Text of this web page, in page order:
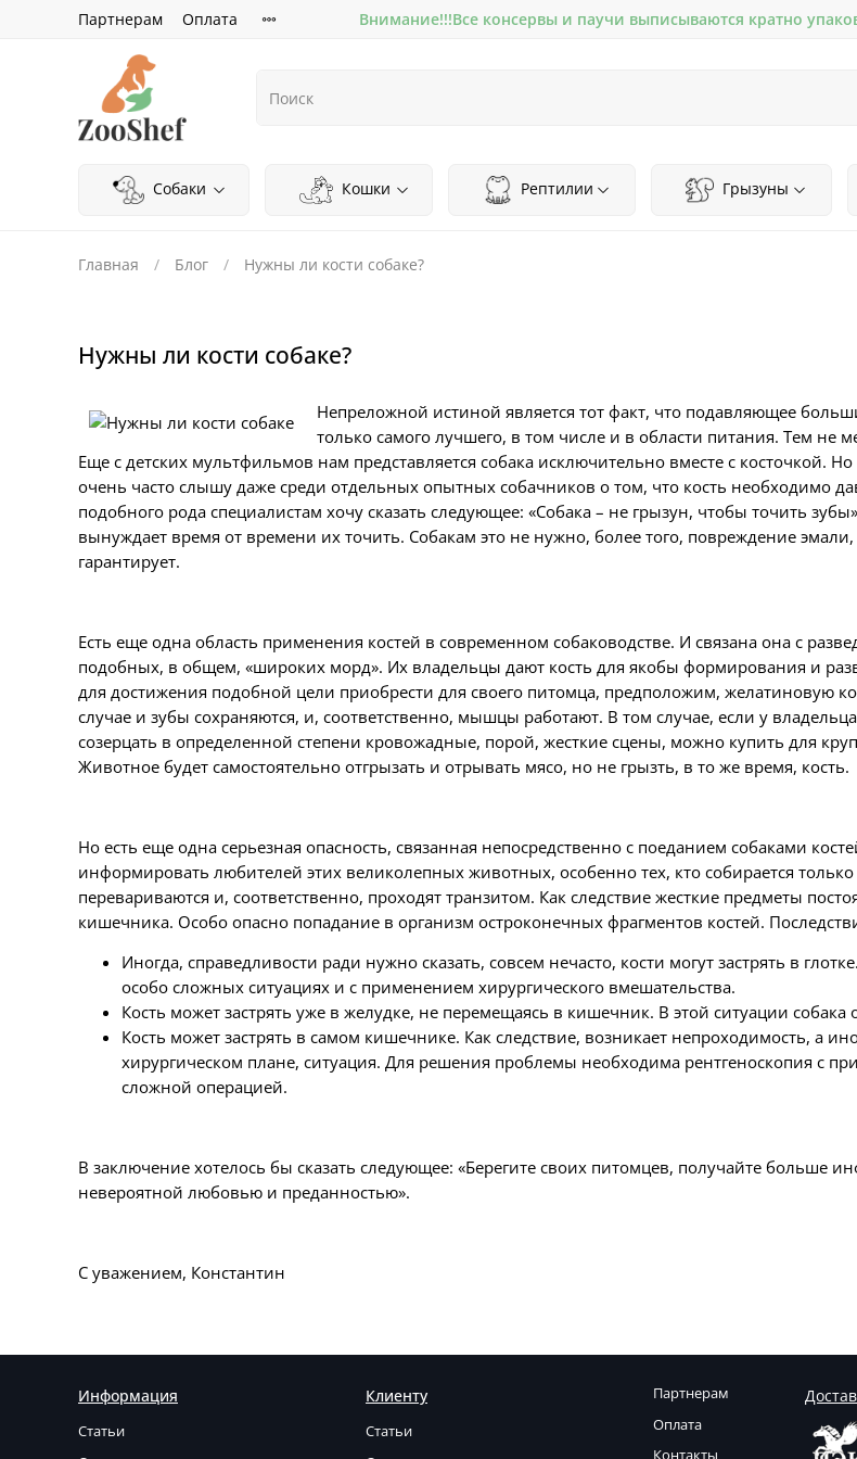
Партнерам Оплата Внимание!!!Все консервы и паучи выписываются кратно
Собаки Кошки Рептилии Грызуны
Главная Блог Нужны ли кости собаке?
Нужны ли кости собаке?
Непреложной истиной является тот факт, что подавляющее
только самого лучшего, в том числе и в области питания. Тем не
Еще с детских мультфильмов нам представляется собака исключительно вместе с
очень часто слышу даже среди отдельных опытных собачников о том, что кость необходимо
подобного рода специалистам хочу сказать следующее: «Собака – не грызун, чтобы точить
вынуждает время от времени их точить. Собакам это не нужно, более того, повреждение
гарантирует.
Есть еще одна область применения костей в современном собаководстве. И связана она с
подобных, в общем, «широких морд». Их владельцы дают кость для якобы формирования и
для достижения подобной цели приобрести для своего питомца, предположим, желатиновую
случае и зубы сохраняются, и, соответственно, мышцы работают. В том случае, если у
созерцать в определенной степени кровожадные, порой, жесткие сцены, можно купить для
Животное будет самостоятельно отгрызать и отрывать мясо, но не грызть, в то же время, кость.
Но есть еще одна серьезная опасность, связанная непосредственно с поеданием собаками
информировать любителей этих великолепных животных, особенно тех, кто собирается
перевариваются и, соответственно, проходят транзитом. Как следствие жесткие предметы
кишечника. Особо опасно попадание в организм остроконечных фрагментов костей.
Иногда, справедливости ради нужно сказать, совсем нечасто, кости могут застрять в
особо сложных ситуациях и с применением хирургического вмешательства.
Кость может застрять уже в желудке, не перемещаясь в кишечник. В этой ситуации
Кость может застрять в самом кишечнике. Как следствие, возникает непроходимость, а
хирургическом плане, ситуация. Для решения проблемы необходима рентгеноскопия с
сложной операцией.
В заключение хотелось бы сказать следующее: «Берегите своих питомцев, получайте больше
невероятной любовью и преданностью».
С уважением, Константин
Информация
Статьи
Клиенту
Статьи
Партнерам
Оплата
Контакты